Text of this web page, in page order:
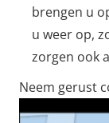
brengen u
u weer op,
zorgen ook
Neem gerust